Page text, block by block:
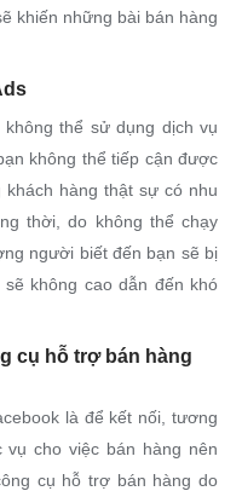
khiến những bài bán hàng
thể sử dụng dịch vụ
không thể tiếp cận được
hàng thật sự có nhu
thời, do không thể chạy
người biết đến bạn sẽ bị
không cao dẫn đến khó
cụ hỗ trợ bán hàng
là để kết nối, tương
cho việc bán hàng nên
cụ hỗ trợ bán hàng do